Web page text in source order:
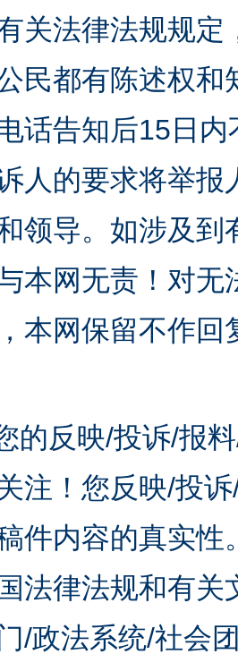
关法律法规规
民都有陈述权
话告知后15日
人的要求将举
领导。如涉及
本网无责！对
本网保留不作
的反映/投诉/报
注！您反映/投
件内容的真实
法律法规和有关
/政法系统/社会